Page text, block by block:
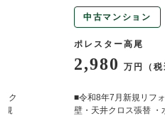
ク
規
中古マンション
ポレスター高尾
2,980 万円（税
■令和8年7月新規リフ
壁・天井クロス張替 ・